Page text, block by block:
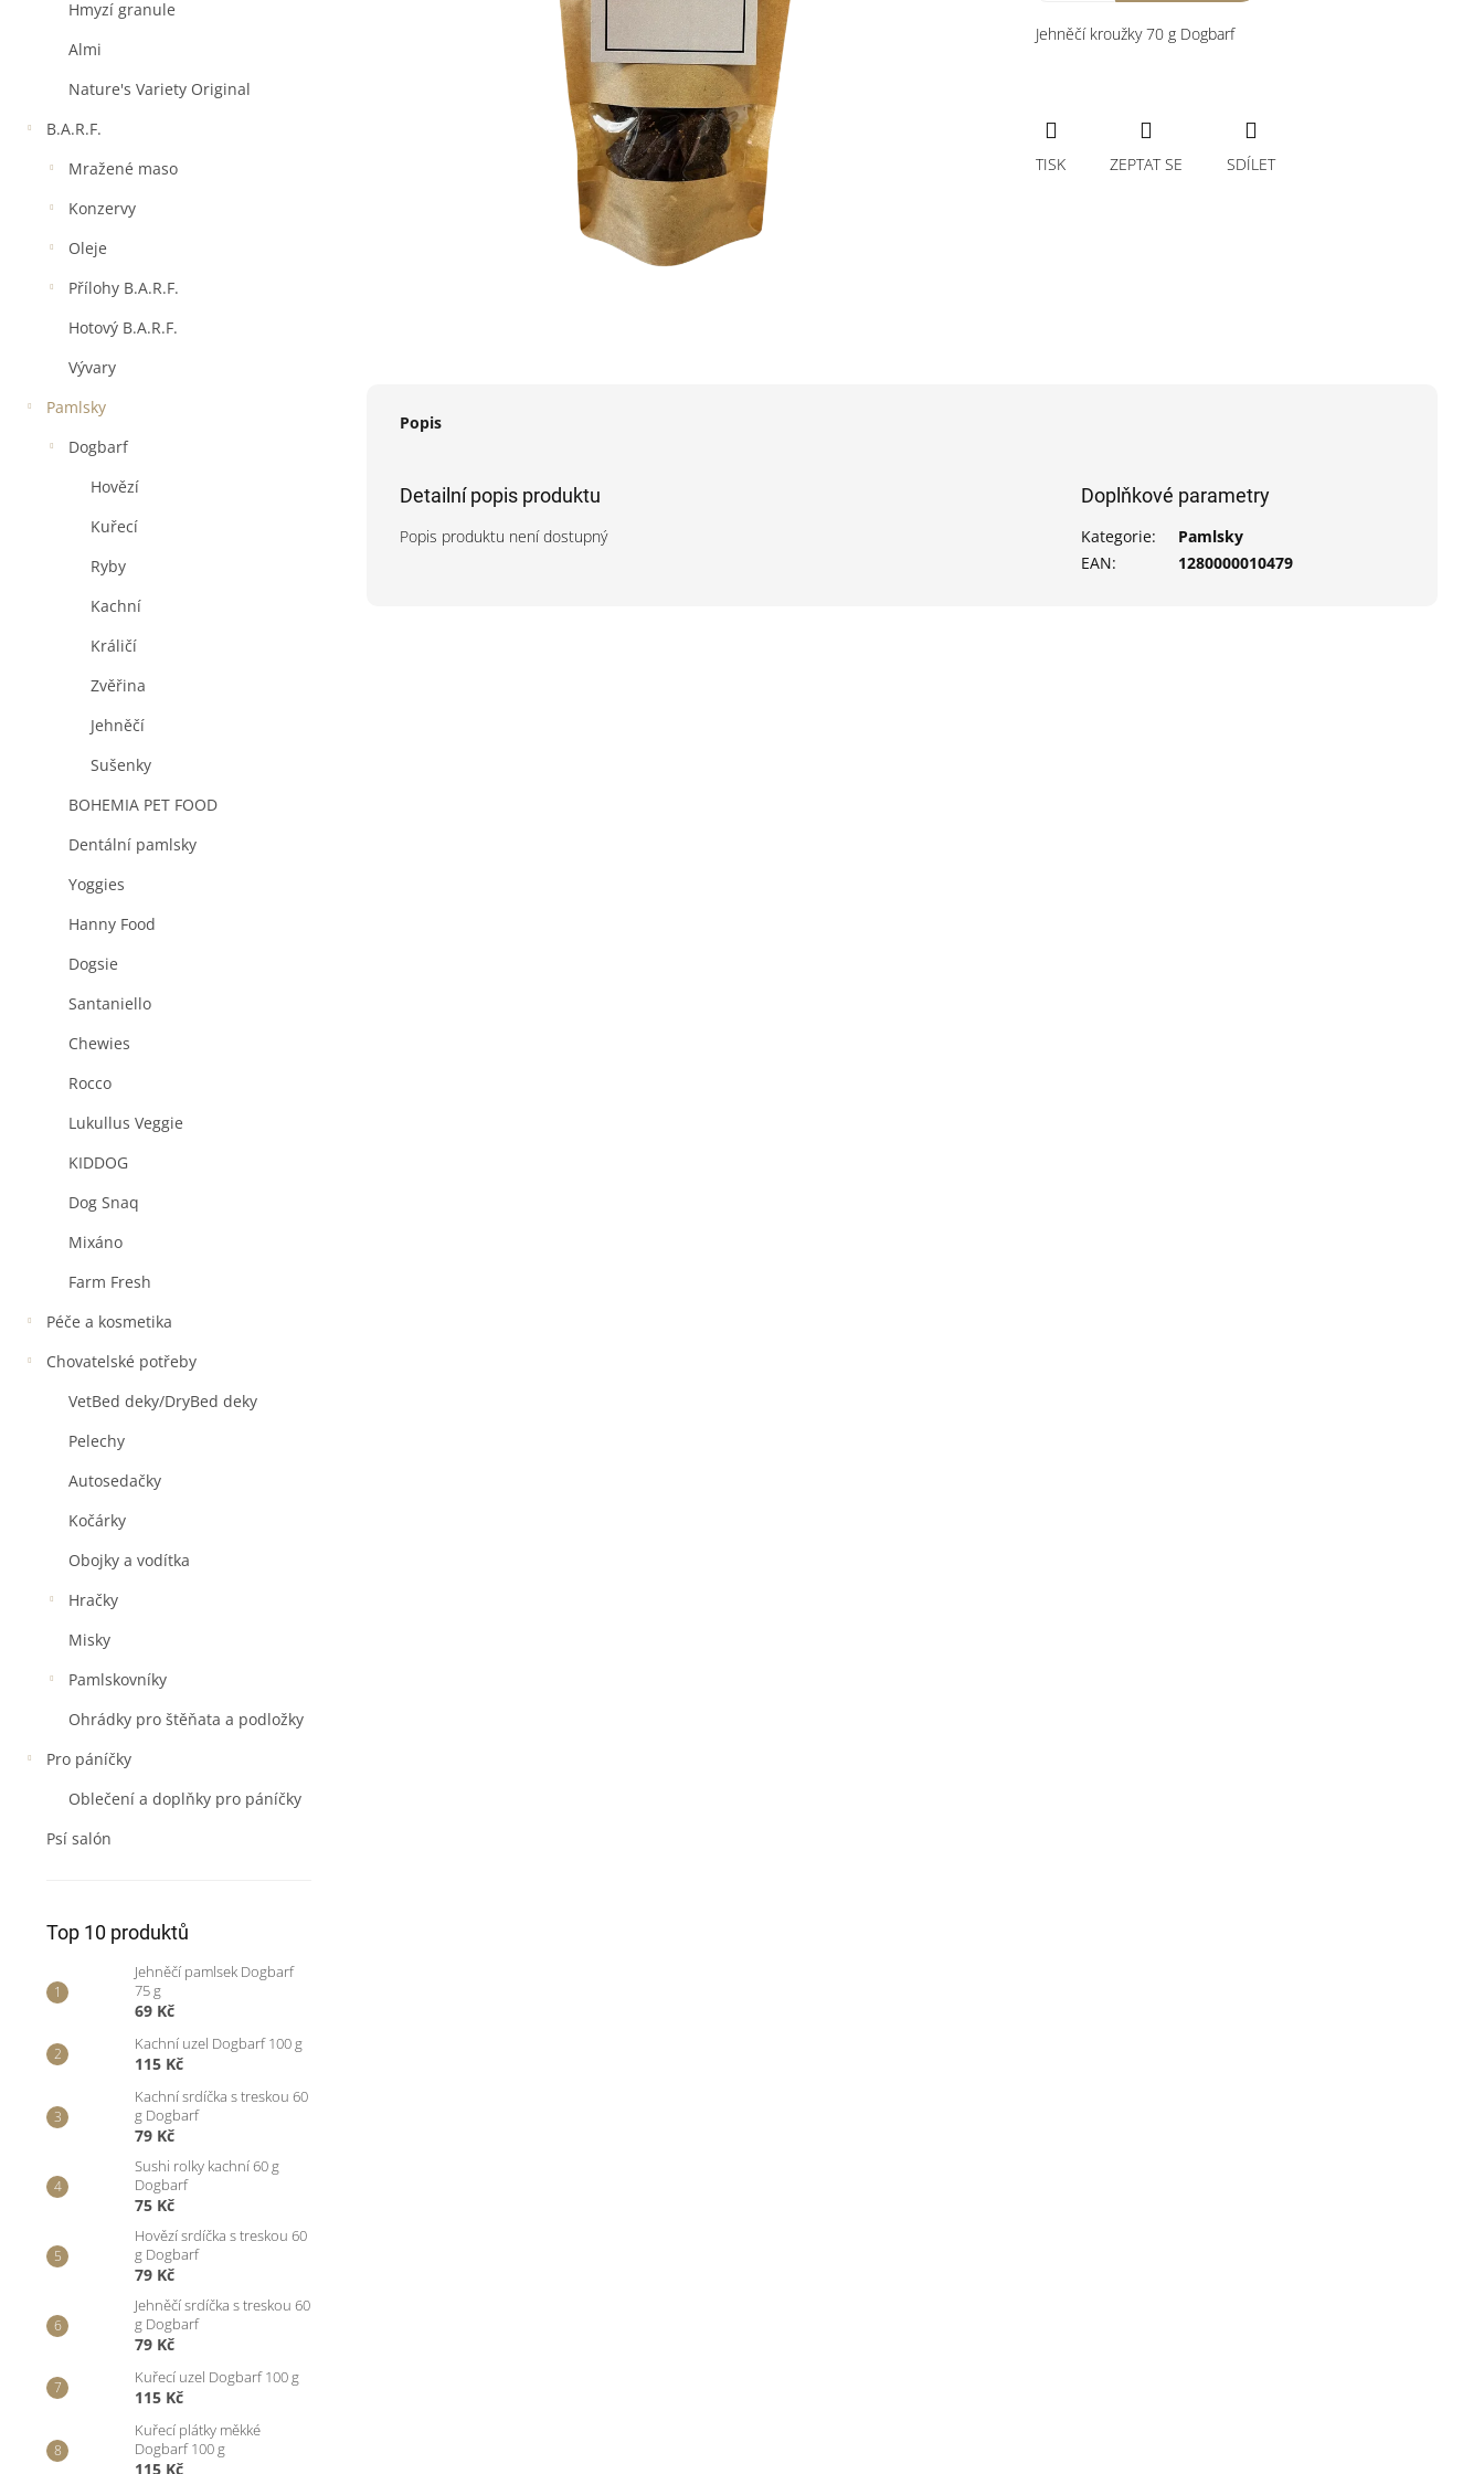
Hmyzí granule
Almi
Nature's Variety Original
B.A.R.F.
Mražené maso
Konzervy
Oleje
Přílohy B.A.R.F.
Hotový B.A.R.F.
Vývary
Pamlsky
Dogbarf
Hovězí
Kuřecí
Ryby
Kachní
Králičí
Zvěřina
Jehněčí
Sušenky
BOHEMIA PET FOOD
Dentální pamlsky
Yoggies
Hanny Food
Dogsie
Santaniello
Chewies
Rocco
Lukullus Veggie
KIDDOG
Dog Snaq
Mixáno
Farm Fresh
Péče a kosmetika
Chovatelské potřeby
VetBed deky/DryBed deky
Pelechy
Autosedačky
Kočárky
Obojky a vodítka
Hračky
Misky
Pamlskovníky
Ohrádky pro štěňata a podložky
Pro páníčky
Oblečení a doplňky pro páníčky
Psí salón
Top 10 produktů
Jehněčí pamlsek Dogbarf
75 g
69 Kč
Kachní uzel Dogbarf 100 g
115 Kč
Kachní srdíčka s treskou 60
g Dogbarf
79 Kč
Sushi rolky kachní 60 g
Dogbarf
75 Kč
Hovězí srdíčka s treskou 60
g Dogbarf
79 Kč
Jehněčí srdíčka s treskou 60
g Dogbarf
79 Kč
Kuřecí uzel Dogbarf 100 g
115 Kč
Kuřecí plátky měkké
Dogbarf 100 g
115 Kč
Jehněčí kroužky 70 g Dogbarf
TISK ZEPTAT SE SDÍLET
Popis
Detailní popis produktu
Popis produktu není dostupný
Doplňkové parametry
Kategorie:
Pamlsky
EAN: 1280000010479